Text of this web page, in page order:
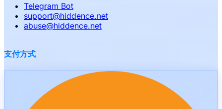
Telegram Bot
support@hiddence.net
abuse@hiddence.net
支付方式